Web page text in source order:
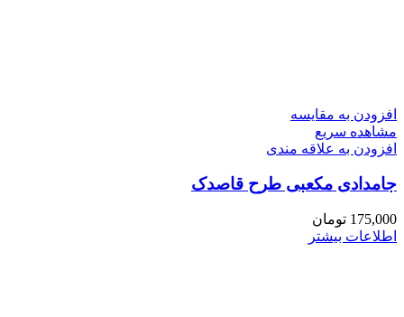
افزودن به مقایسه
مشاهده سریع
افزودن به علاقه مندی
جامدادی مکعبی طرح قاصدک
175,000 تومان
اطلاعات بیشتر